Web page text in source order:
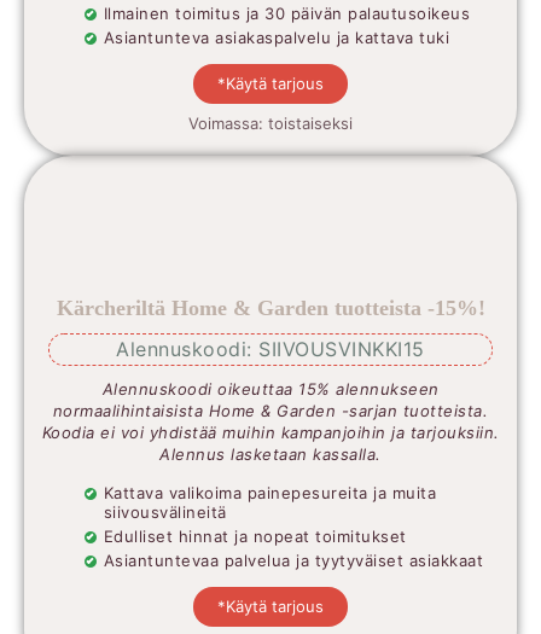
Ilmainen toimitus ja 30 päivän palautusoikeus
Asiantunteva asiakaspalvelu ja kattava tuki
*Käytä tarjous
Voimassa: toistaiseksi
Kärcheriltä Home & Garden tuotteista -15%!
Alennuskoodi: SIIVOUSVINKKI15
Alennuskoodi oikeuttaa 15% alennukseen
normaalihintaisista Home & Garden -sarjan tuotteista.
Koodia ei voi yhdistää muihin kampanjoihin ja tarjouksiin.
Alennus lasketaan kassalla.
Kattava valikoima painepesureita ja muita
siivousvälineitä
Edulliset hinnat ja nopeat toimitukset
Asiantuntevaa palvelua ja tyytyväiset asiakkaat
*Käytä tarjous